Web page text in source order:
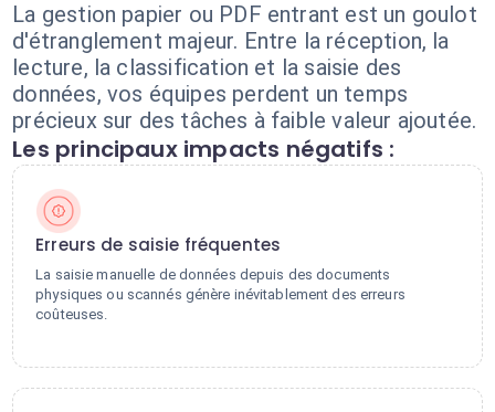
La gestion papier ou PDF entrant est un goulot
d'étranglement majeur. Entre la réception, la
lecture, la classification et la saisie des
données, vos équipes perdent un temps
précieux sur des tâches à faible valeur ajoutée.
Les principaux impacts négatifs :
Erreurs de saisie fréquentes
La saisie manuelle de données depuis des documents
physiques ou scannés génère inévitablement des erreurs
coûteuses.